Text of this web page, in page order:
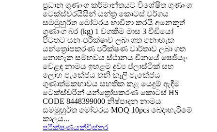
ප්‍රධාන ගුණාංග කර්මාන්තයට විශේෂිත ගුණාංග
ටෙක්ස්චරයිසින් යන්ත්‍ර කොටස් වර්ගය
සමමුහුර්ත මෝටරය භාවිතා කරයි අනෙකුත්
ගුණාංග බර (kg) 1 වගකීම මාස 3 වීඩියෝ
පිටතට යන-පරීක්ෂාව ලබා ගත නොහැක
යන්ත්‍රෝපකරණ පරීක්ෂණ වාර්තාව ලබා ගත
නොහැක සම්භවය ස්ථානය චීනයේ ෂෙජියැං
වෙළඳ නාමය ඉහළම ද්‍රව්‍ය ප්ලාස්ටික් සහ
ලෝහ පැකේජය තනි කෑලි පැකේජය
ගුණාත්මකභාවය සහතික කළ යෙදුම් ඇඳීම
ටෙක්ස්චරින් යන්ත්‍රෝපකරණ කොටස් HS
CODE 8448399000 නිෂ්පාදන නාමය
සමමුහුර්ත මෝටරය MOQ 10pcs බෙදාහැරීමේ
කාලය...
පරීක්ෂණයක්විස්තර